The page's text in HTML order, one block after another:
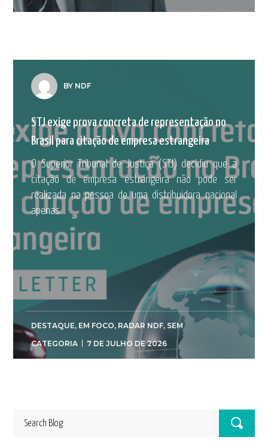
BY NDF
STJ exige prova concreta de representação no
Brasil para citação de empresa estrangeira
O Superior Tribunal de Justiça (STJ) decidiu que a
citação de empresa estrangeira não pode ser
realizada na pessoa de uma distribuidora nacional
apenas...
DESTAQUE, EM FOCO, RADAR NDF, SEM
CATEGORIA
7 DE JULHO DE 2026